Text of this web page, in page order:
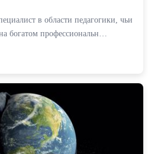
в области педагогики, чьи
богатом профессиональн…